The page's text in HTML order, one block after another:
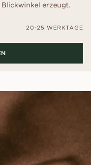
erzeugt.
20-25 WERKTAGE